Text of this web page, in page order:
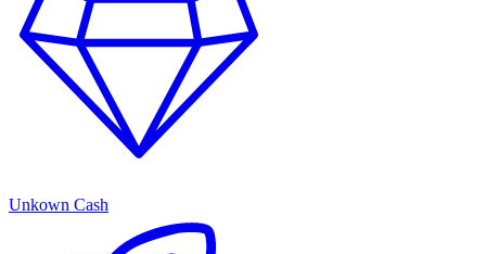
Unkown Cash